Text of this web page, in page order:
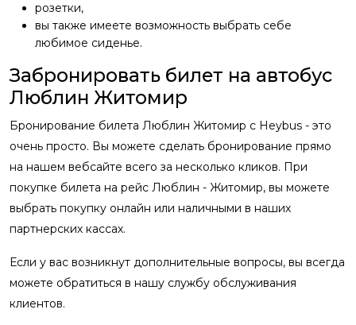
розетки,
вы также имеете возможность выбрать себе
любимое сиденье.
Забронировать билет на автобус
Люблин Житомир
Бронирование билета Люблин Житомир с Heybus - это
очень просто. Вы можете сделать бронирование прямо
на нашем вебсайте всего за несколько кликов. При
покупке билета на рейс Люблин - Житомир, вы можете
выбрать покупку онлайн или наличными в наших
партнерских кассах.
Если у вас возникнут дополнительные вопросы, вы всегда
можете обратиться в нашу службу обслуживания
клиентов.